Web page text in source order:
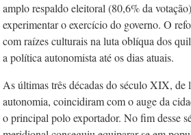
amplo respaldo eleitoral (80,6% da
experimentar o exercício do governo. O
com raízes culturais na luta oblíqua dos
a política autonomista até os dias atuais.
As últimas três décadas do século XIX, de
autonomia, coincidiram com o auge da
o principal polo exportador. No fim desse